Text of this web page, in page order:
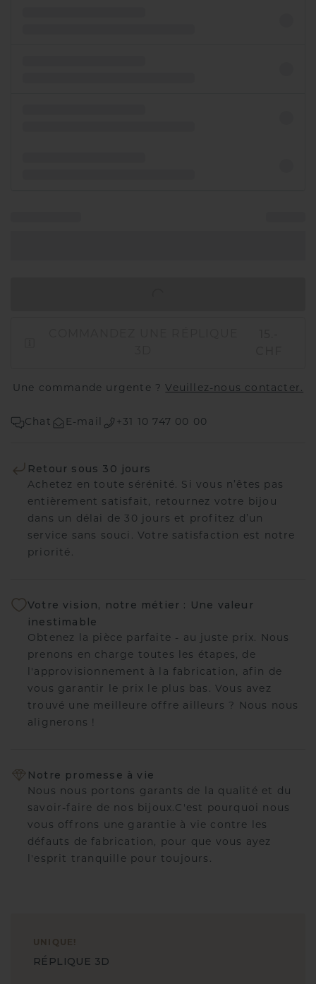
Une commande urgente ? Veuillez-nous contacter.
Chat E-mail +31 10 747 00 00
Retour sous 30 jours
Achetez en toute sérénité. Si vous n’êtes pas
entièrement satisfait, retournez votre bijou
dans un délai de 30 jours et profitez d’un
service sans souci. Votre satisfaction est notre
priorité.
Votre vision, notre métier : Une valeur
inestimable
Obtenez la pièce parfaite - au juste prix. Nous
prenons en charge toutes les étapes, de
l'approvisionnement à la fabrication, afin de
vous garantir le prix le plus bas. Vous avez
trouvé une meilleure offre ailleurs ? Nous nous
alignerons !
Notre promesse à vie
Nous nous portons garants de la qualité et du
savoir-faire de nos bijoux.C'est pourquoi nous
vous offrons une garantie à vie contre les
défauts de fabrication, pour que vous ayez
l'esprit tranquille pour toujours.
UNIQUE
RÉPLIQUE 3D